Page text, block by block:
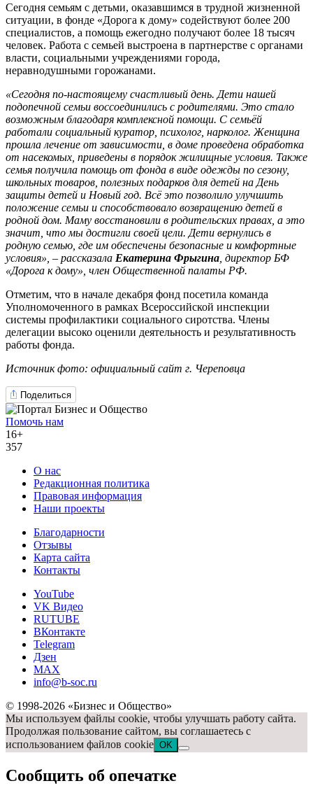
Сегодня семьям с детьми, оказавшимся в трудной жизненной
ситуации, в фонде «Дорога к дому» содействуют более 200
специалистов, а помощь ежегодно получают более 18 тысяч
человек. Работа с семьей выстроена в партнерстве с органами
власти, социальными учреждениями города,
неравнодушными горожанами.
«Сегодня по-настоящему счастливый день. Дети нашей
подопечной семьи воссоединились с родителями. Это стало
возможным благодаря комплексной помощи. С семьёй
работали социальный куратор, психолог, нарколог. Женщина
прошла лечение от зависимости, в доме проведена обработка
от насекомых, приведены в порядок жилищные условия. Также
семья получила помощь от фонда в виде одежды по сезону,
школьных товаров, полезных подарков для детей на День
защиты детей и Новый год. Всё это позволило улучшить
положение семьи и способствовало возвращению детей в
родной дом. Маму восстановили в родительских правах, а это
значит, что мы достигли своей цели. Дети вернулись в
родную семью, где им обеспечены безопасные и комфортные
условия», – рассказала Екатерина Фрыгина , директор БФ
«Дорога к дому», член Общественной палаты РФ.
Отметим, что в начале декабря фонд посетила команда
Уполномоченного в рамках Всероссийской инспекции
системы профилактики социального сиротства. Члены
делегации высоко оценили деятельность и результативность
работы фонда.
Источник фото: официальный сайт г. Череповца
Поделиться
Помочь нам
16+
357
О нас
Редакционная политика
Правовая информация
Наши проекты
Благодарности
Отзывы
Карта сайта
Контакты
YouTube
VK Видео
RUTUBE
ВКонтакте
Telegram
Дзен
MAX
info@b-soc.ru
© 1998-2026 «Бизнес и Общество»
Мы используем файлы cookie, чтобы улучшать работу сайта.
Продолжая пользование сайтом, вы соглашаетесь с
использованием файлов cookie OK
Сообщить об опечатке